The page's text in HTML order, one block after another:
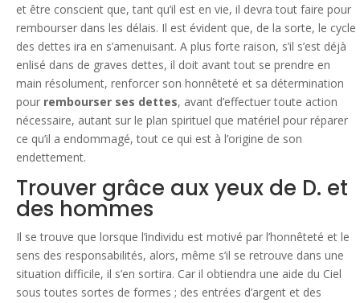
et être conscient que, tant qu’il est en vie, il devra tout faire pour
rembourser dans les délais. Il est évident que, de la sorte, le cycle
des dettes ira en s’amenuisant. A plus forte raison, s’il s’est déjà
enlisé dans de graves dettes, il doit avant tout se prendre en
main résolument, renforcer son honnêteté et sa détermination
pour rembourser ses dettes, avant d’effectuer toute action
nécessaire, autant sur le plan spirituel que matériel pour réparer
ce qu’il a endommagé, tout ce qui est à l’origine de son
endettement.
Trouver grâce aux yeux de D. et
des hommes
Il se trouve que lorsque l’individu est motivé par l’honnêteté et le
sens des responsabilités, alors, même s’il se retrouve dans une
situation difficile, il s’en sortira. Car il obtiendra une aide du Ciel
sous toutes sortes de formes ; des entrées d’argent et des